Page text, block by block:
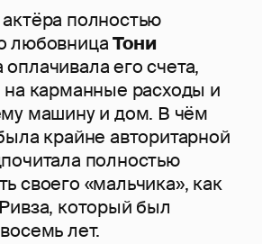
полностью
любовницаТони
его счета,
на карманные расходы и
машину и дом. В чём
крайне авторитарной
полностью
своего «мальчика», как
который был
лет.